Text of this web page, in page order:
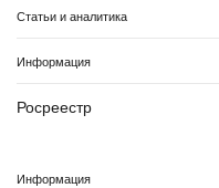
Статьи и аналитика
Информация
Росреестр
Информация